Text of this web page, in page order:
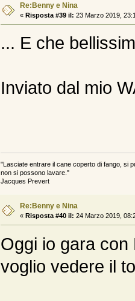
Re:Benny e Nina
« Risposta #39 il: 23 Marzo 2019,
... E che
Inviato dal mio
"Lasciate entrare il cane coperto di fango, si
non si possono lavare."
Jacques Prevert
Re:Benny e Nina
« Risposta #40 il: 24 Marzo 2019,
Oggi io gara con
voglio vedere il